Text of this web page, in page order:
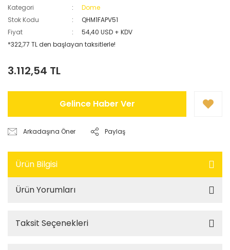
Kategori
Dome
Stok Kodu
QHM1FAPV51
Fiyat
54,40 USD + KDV
*322,77 TL den başlayan taksitlerle!
3.112,54 TL
Gelince Haber Ver
Arkadaşına Öner Paylaş
Ürün Bilgisi
Ürün Yorumları
Taksit Seçenekleri